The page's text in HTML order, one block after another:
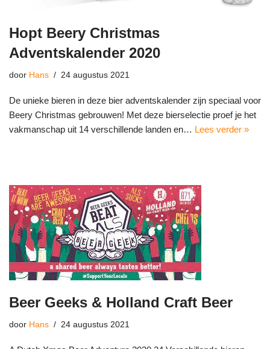
Hopt Beery Christmas
Adventskalender 2020
door Hans 24 augustus 2021
De unieke bieren in deze bier adventskalender zijn speciaal voor
Beery Christmas gebrouwen! Met deze bierselectie proef je het
vakmanschap uit 14 verschillende landen en… Lees verder »
Beer Geeks & Holland Craft Beer
door Hans 24 augustus 2021